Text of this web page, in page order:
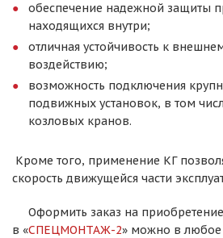
обеспечение надежной защиты
находящихся внутри;
отличная устойчивость к
воздействию;
возможность подключения
подвижных установок, в том
козловых кранов.
Кроме того, применение КГ
скорость движущейся части
Оформить заказ на
в «СПЕЦМОНТАЖ-2» можно в любое